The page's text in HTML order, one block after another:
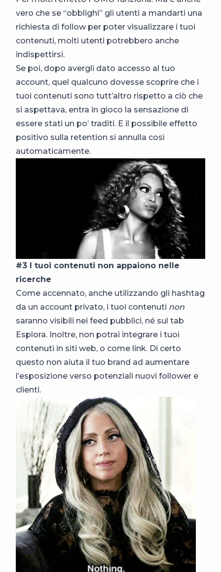
vero che se “obblighi” gli utenti a mandarti una
richiesta di follow per poter visualizzare i tuoi
contenuti, molti utenti potrebbero anche
indispettirsi.
Se poi, dopo avergli dato accesso al tuo
account, quel qualcuno dovesse scoprire che i
tuoi contenuti sono tutt’altro rispetto a ciò che
si aspettava, entra in gioco la sensazione di
essere stati un po’ traditi. E il possibile effetto
positivo sulla retention si annulla così
automaticamente.
#3 I tuoi contenuti non appaiono nelle
ricerche
Come accennato, anche utilizzando gli hashtag
da un account privato, i tuoi contenuti non
saranno visibili nei feed pubblici, né sul tab
Esplora. Inoltre, non potrai integrare i tuoi
contenuti in siti web, o come link. Di certo
questo non aiuta il tuo brand ad aumentare
l’esposizione verso potenziali nuovi follower e
clienti.